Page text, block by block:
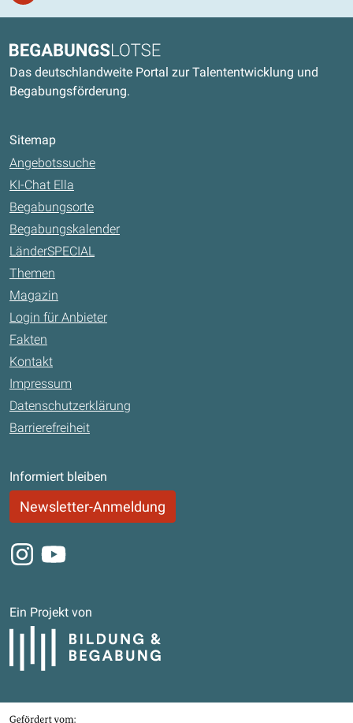
Begabungslotse
Das deutschlandweite Portal zur Talententwicklung und
Begabungsförderung.
Sitemap
Angebotssuche
KI-Chat Ella
Begabungsorte
Begabungskalender
LänderSPECIAL
Themen
Magazin
Login für Anbieter
Fakten
Kontakt
Impressum
Datenschutzerklärung
Barrierefreiheit
Informiert bleiben
Newsletter-Anmeldung
Instagram
Youtube
Ein Projekt von
Bildung und Begabung